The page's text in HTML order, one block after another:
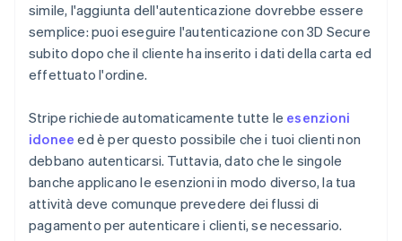
simile, l'aggiunta dell'autenticazione dovrebbe essere
semplice: puoi eseguire l'autenticazione con 3D Secure
subito dopo che il cliente ha inserito i dati della carta ed
effettuato l'ordine.
Stripe richiede automaticamente tutte le esenzioni
idonee ed è per questo possibile che i tuoi clienti non
debbano autenticarsi. Tuttavia, dato che le singole
banche applicano le esenzioni in modo diverso, la tua
attività deve comunque prevedere dei flussi di
pagamento per autenticare i clienti, se necessario.